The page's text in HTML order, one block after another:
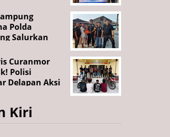
Enam
Tampil All
Polda
Salurkan
Paket
di
Wujud
Sambut
81
Curanmor
Polisi
Delapan Aksi
di
Ditangkap
Kiri